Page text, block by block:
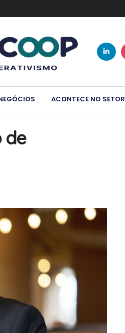
ACONTECE NO SETOR
de